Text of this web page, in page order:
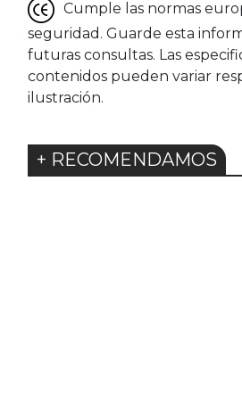
Cumple las normas
seguridad. Guarde esta
futuras consultas. Las
contenidos pueden variar
ilustración.
+ RECOMENDAMOS